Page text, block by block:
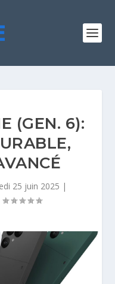
(GEN. 6):
25 juin 2025 |